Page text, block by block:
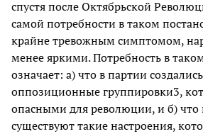
спустя после Октябрьской
самой потребности в таком
крайне тревожным симптомом,
менее яркими. Потребность в
означает: а) что в партии
оппозиционные группировки3,
опасными для революции, и б) что
существуют такие настроения,